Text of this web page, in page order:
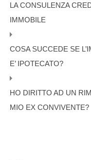
LA CONSULENZA
IMMOBILE
COSA SUCCEDE SE
E’ IPOTECATO?
HO DIRITTO AD UN
MIO EX CONVIVENTE?